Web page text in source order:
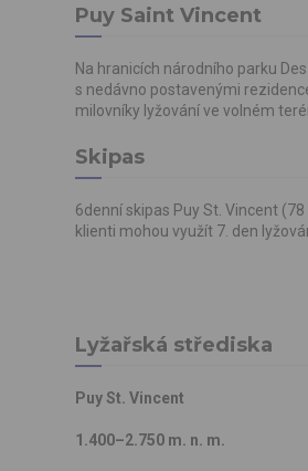
Puy Saint Vincent
Na hranicích národního parku
s nedávno postavenými
milovníky lyžování ve volném
Skipas
6denní skipas Puy St. Vincent
klienti mohou využít 7. den
Lyžařská střediska
Puy St. Vincent
1.400–2.750 m. n. m.